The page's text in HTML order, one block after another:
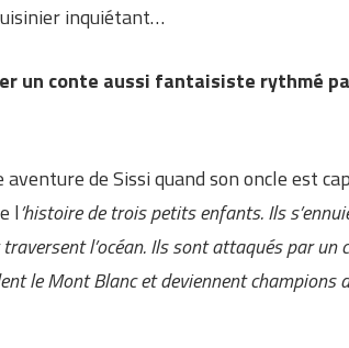
inquiétant…
un conte aussi fantaisiste rythmé
de Sissi quand son oncle est
l’histoire de trois petits enfants. Ils
l’océan. Ils sont attaqués par un
le Mont Blanc et deviennent champions